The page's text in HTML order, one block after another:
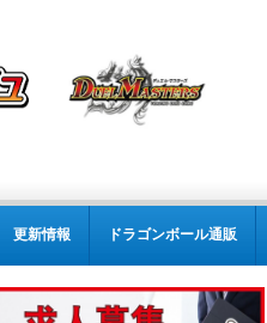
更新情報 ドラゴンボール通販